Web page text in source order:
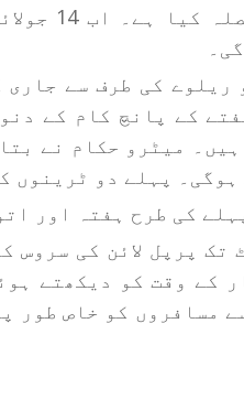
ریلوے کی طرف سے
پہلے دو ٹرینوں کے
کی طرح ہفتہ اور
تک پرپل لائن کی سروس
کے وقت کو دیکھتے
مسافروں کو خاص طور